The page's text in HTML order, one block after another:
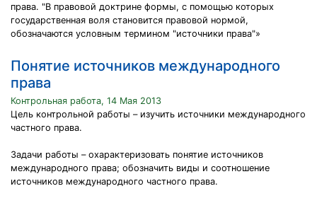
права. "В правовой доктрине формы, с помощью которых
государственная воля становится правовой нормой,
обозначаются условным термином "источники права"»
Понятие источников международного
права
Контрольная работа, 14 Мая 2013
Цель контрольной работы – изучить источники международного
частного права.
Задачи работы – охарактеризовать понятие источников
международного права; обозначить виды и соотношение
источников международного частного права.